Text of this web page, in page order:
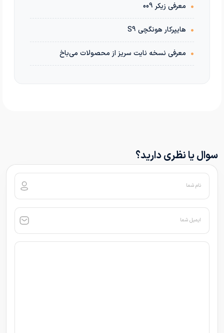
• معرفی زیکر 009
• هایپرکار هونگچی S9
• معرفی نسخه نایت سریز از محصولات می‌باخ
سوال یا نظری دارید؟
نام شما
ایمیل شما